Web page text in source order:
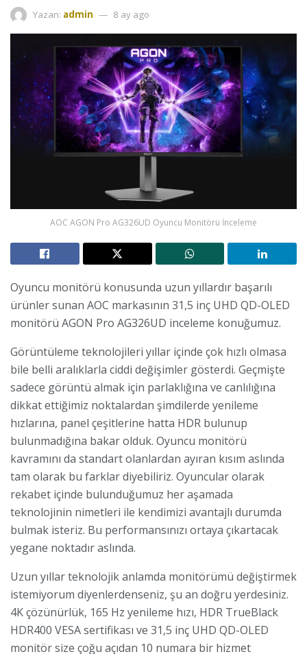
Yazan: admin 8 ay ago
AOC AGON Pro AG326UD Oyuncu Monitörü İnceleme
Oyuncu monitörü konusunda uzun yıllardır başarılı
ürünler sunan AOC markasının 31,5 inç UHD QD-OLED
monitörü AGON Pro AG326UD inceleme konuğumuz.
Görüntüleme teknolojileri yıllar içinde çok hızlı olmasa
bile belli aralıklarla ciddi değişimler gösterdi. Geçmişte
sadece görüntü almak için parlaklığına ve canlılığına
dikkat ettiğimiz noktalardan şimdilerde yenileme
hızlarına, panel çeşitlerine hatta HDR bulunup
bulunmadığına bakar olduk. Oyuncu monitörü
kavramını da standart olanlardan ayıran kısım aslında
tam olarak bu farklar diyebiliriz. Oyuncular olarak
rekabet içinde bulunduğumuz her aşamada
teknolojinin nimetleri ile kendimizi avantajlı durumda
bulmak isteriz. Bu performansınızı ortaya çıkartacak
yegane noktadır aslında.
Uzun yıllar teknolojik anlamda monitörümü değiştirmek
istemiyorum diyenlerdenseniz, şu an doğru yerdesiniz.
4K çözünürlük, 165 Hz yenileme hızı, HDR TrueBlack
HDR400 VESA sertifikası ve 31,5 inç UHD QD-OLED
monitör size çoğu açıdan 10 numara bir hizmet